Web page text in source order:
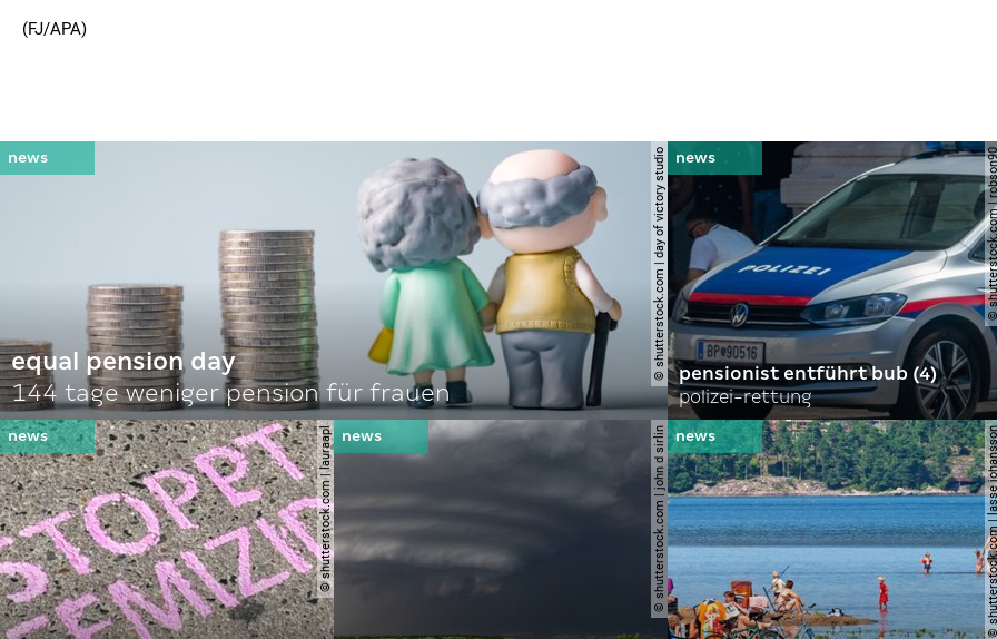
(FJ/APA)
© shutterstock.com | day of victory studio
equal pension day
144 tage weniger pension für frauen
©
pensionist entführt bub (4)
polizei-rettung
© shutterstock.com | lauraapl © shutterstock.com | john d sirlin ©